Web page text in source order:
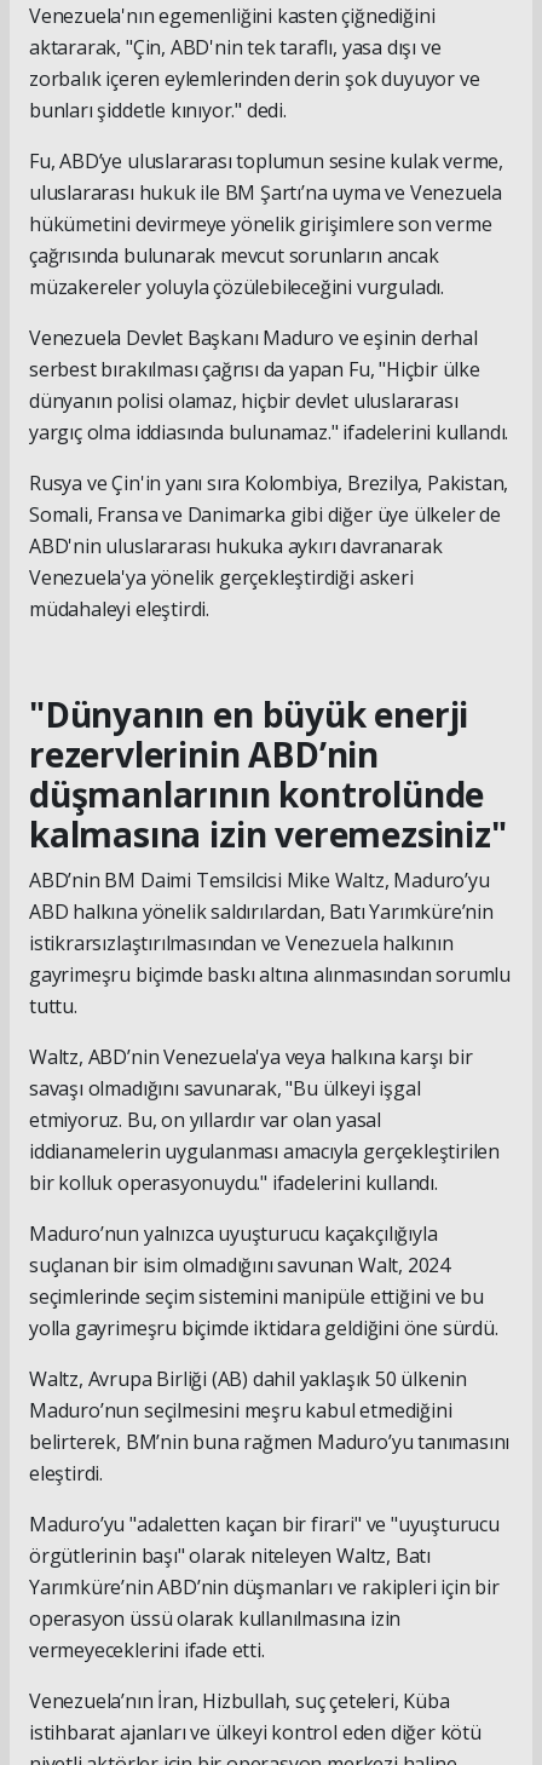
Venezuela'nın egemenliğini kasten çiğnediğini
aktararak, "Çin, ABD'nin tek taraflı, yasa dışı ve
zorbalık içeren eylemlerinden derin şok duyuyor ve
bunları şiddetle kınıyor." dedi.
Fu, ABD’ye uluslararası toplumun sesine kulak verme,
uluslararası hukuk ile BM Şartı’na uyma ve Venezuela
hükümetini devirmeye yönelik girişimlere son verme
çağrısında bulunarak mevcut sorunların ancak
müzakereler yoluyla çözülebileceğini vurguladı.
Venezuela Devlet Başkanı Maduro ve eşinin derhal
serbest bırakılması çağrısı da yapan Fu, "Hiçbir ülke
dünyanın polisi olamaz, hiçbir devlet uluslararası
yargıç olma iddiasında bulunamaz." ifadelerini kullandı.
Rusya ve Çin'in yanı sıra Kolombiya, Brezilya, Pakistan,
Somali, Fransa ve Danimarka gibi diğer üye ülkeler de
ABD'nin uluslararası hukuka aykırı davranarak
Venezuela'ya yönelik gerçekleştirdiği askeri
müdahaleyi eleştirdi.
"Dünyanın en büyük enerji
rezervlerinin ABD’nin
düşmanlarının kontrolünde
kalmasına izin veremezsiniz"
ABD’nin BM Daimi Temsilcisi Mike Waltz, Maduro’yu
ABD halkına yönelik saldırılardan, Batı Yarımküre’nin
istikrarsızlaştırılmasından ve Venezuela halkının
gayrimeşru biçimde baskı altına alınmasından sorumlu
tuttu.
Waltz, ABD’nin Venezuela'ya veya halkına karşı bir
savaşı olmadığını savunarak, "Bu ülkeyi işgal
etmiyoruz. Bu, on yıllardır var olan yasal
iddianamelerin uygulanması amacıyla gerçekleştirilen
bir kolluk operasyonuydu." ifadelerini kullandı.
Maduro’nun yalnızca uyuşturucu kaçakçılığıyla
suçlanan bir isim olmadığını savunan Walt, 2024
seçimlerinde seçim sistemini manipüle ettiğini ve bu
yolla gayrimeşru biçimde iktidara geldiğini öne sürdü.
Waltz, Avrupa Birliği (AB) dahil yaklaşık 50 ülkenin
Maduro’nun seçilmesini meşru kabul etmediğini
belirterek, BM’nin buna rağmen Maduro’yu tanımasını
eleştirdi.
Maduro’yu "adaletten kaçan bir firari" ve "uyuşturucu
örgütlerinin başı" olarak niteleyen Waltz, Batı
Yarımküre’nin ABD’nin düşmanları ve rakipleri için bir
operasyon üssü olarak kullanılmasına izin
vermeyeceklerini ifade etti.
Venezuela’nın İran, Hizbullah, suç çeteleri, Küba
istihbarat ajanları ve ülkeyi kontrol eden diğer kötü